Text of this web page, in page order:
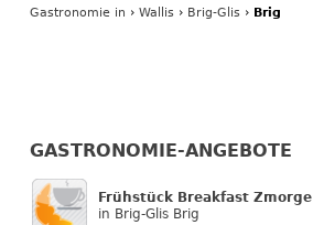
Gastronomiein › Wallis › Brig-Glis › Brig
GASTRONOMIE-ANGEBOTE
Frühstück Breakfast Zmorge
in Brig-Glis Brig